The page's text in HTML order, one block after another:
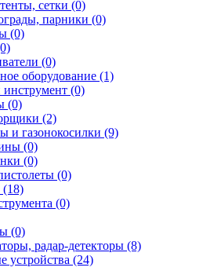
сетки (0)
парники (0)
(0)
(0)
оборудование (1)
(0)
(0)
(2)
и газонокосилки (9)
(0)
(0)
(0)
(0)
(0)
радар-детекторы (8)
устройства (24)